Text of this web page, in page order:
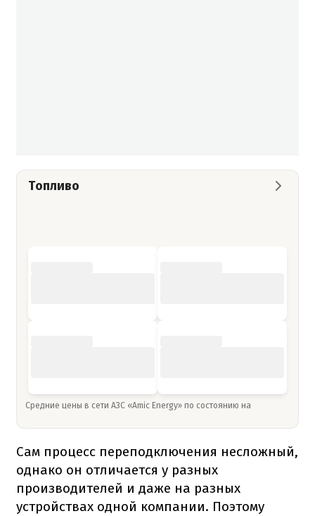
Топливо
Средние цены в сети АЗС «Amic Energy» по состоянию на
Сам процесс переподключения несложный,
однако он отличается у разных
производителей и даже на разных
устройствах одной компании. Поэтому